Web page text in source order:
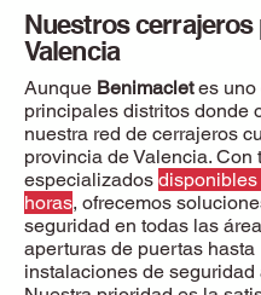
Nuestros cerrajeros
Valencia
Aunque Benimacletes uno
principales distritos donde
nuestra red de cerrajeros
provincia de Valencia. Con
especializados
horas, ofrecemos
seguridad en todas las
aperturas de puertas hasta
instalaciones de seguridad